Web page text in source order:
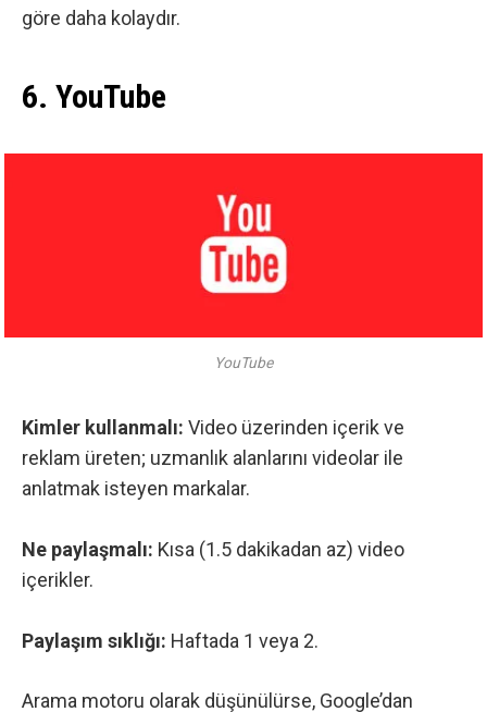
göre daha kolaydır.
6. YouTube
YouTube
Kimler kullanmalı: Video üzerinden içerik ve
reklam üreten; uzmanlık alanlarını videolar ile
anlatmak isteyen markalar.
Ne paylaşmalı: Kısa (1.5 dakikadan az) video
içerikler.
Paylaşım sıklığı: Haftada 1 veya 2.
Arama motoru olarak düşünülürse, Google’dan